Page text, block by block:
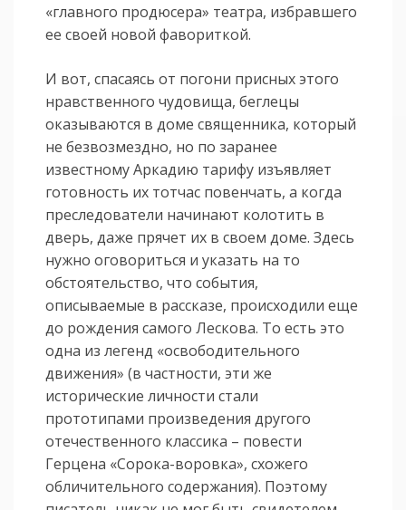
«главного продюсера» театра, избравшего
ее своей новой фавориткой.
И вот, спасаясь от погони присных этого
нравственного чудовища, беглецы
оказываются в доме священника, который
не безвозмездно, но по заранее
известному Аркадию тарифу изъявляет
готовность их тотчас повенчать, а когда
преследователи начинают колотить в
дверь, даже прячет их в своем доме. Здесь
нужно оговориться и указать на то
обстоятельство, что события,
описываемые в рассказе, происходили еще
до рождения самого Лескова. То есть это
одна из легенд «освободительного
движения» (в частности, эти же
исторические личности стали
прототипами произведения другого
отечественного классика – повести
Герцена «Сорока-воровка», схожего
обличительного содержания). Поэтому